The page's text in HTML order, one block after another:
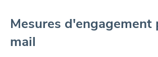
Mesures d'engagement
mail